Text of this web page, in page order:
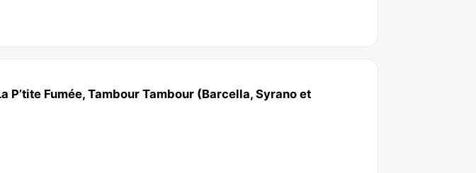
P’tite Fumée, Tambour Tambour (Barcella, Syrano et